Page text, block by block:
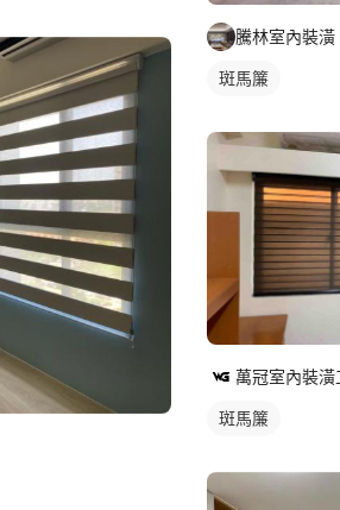
騰林室內裝潢
斑馬簾
萬冠室內裝潢
斑馬簾